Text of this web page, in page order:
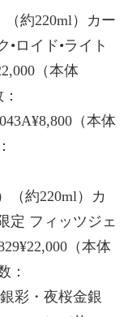
（約220ml）カー
•ロイド•ライト
（本体
（本体
（約220ml）カ
定 フィッツジェ
（本体
：
彩・夜桜金銀